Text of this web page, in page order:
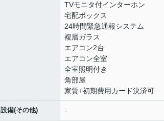
TVモニタ付インターホン
宅配ボックス
24時間緊急通報システム
複層ガラス
エアコン2台
エアコン全室
全室照明付き
角部屋
家賃+初期費用カード決済可
設備(その他) -